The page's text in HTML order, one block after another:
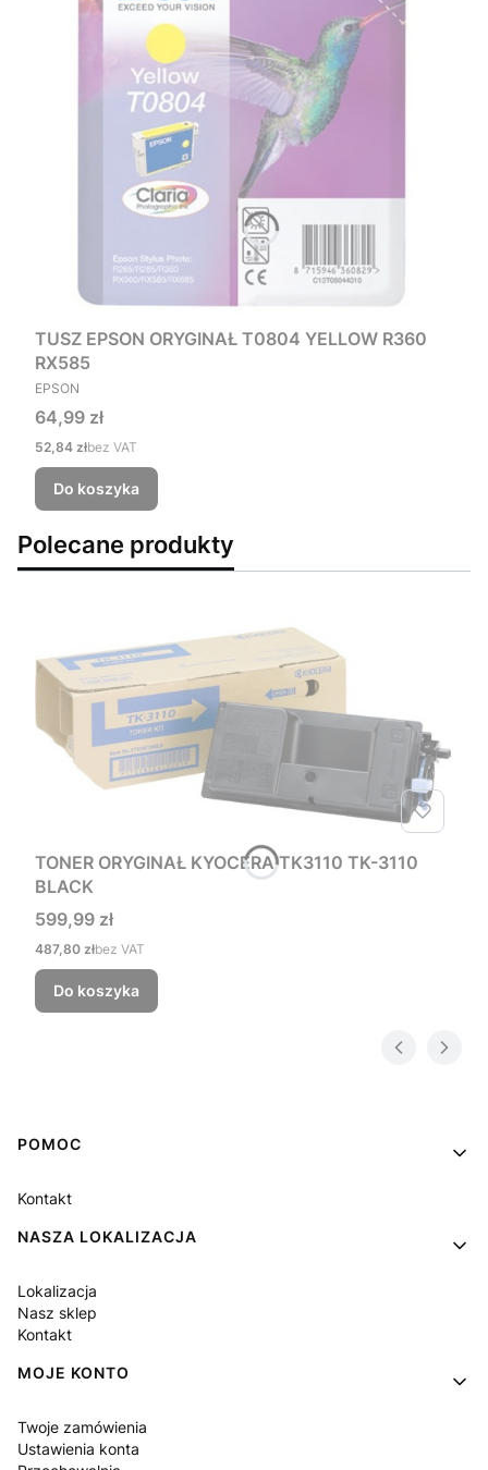
TUSZ EPSON ORYGINAŁ T0804 YELLOW R360
RX585
PRODUCENT
EPSON
Cena
64,99 zł
Cena
52,84 złbez VAT
Do koszyka
Polecane produkty
TONER ORYGINAŁ KYOCERA TK3110 TK-3110
BLACK
Cena
599,99 zł
Cena
487,80 złbez VAT
Do koszyka
Linki w stopce
POMOC
Kontakt
NASZA LOKALIZACJA
Lokalizacja
Nasz sklep
Kontakt
MOJE KONTO
Twoje zamówienia
Ustawienia konta